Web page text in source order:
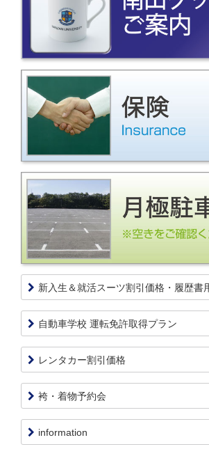
新入生＆就活スーツ割引価格・履歴書
自動車学校 運転免許取得プラン
レンタカー割引価格
袴・着物予約会
information